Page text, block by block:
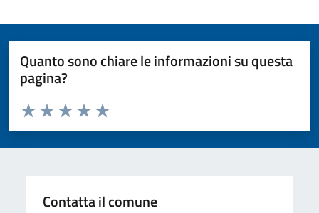
Quanto sono chiare le informazioni su questa
pagina?
Valuta da 1 a 5 stelle la pagina
Valuta 5 stelle su 5
Valuta 4 stelle su 5
Valuta 3 stelle su 5
Valuta 2 stelle su 5
Valuta 1 stelle su 5
Contatta il comune